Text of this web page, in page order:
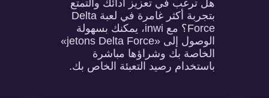
هل ترغب في تعزيز أدائك والتمتع
بتجربة أكثر غامرة في لعبة Delta
Force؟ مع inwi، يمكنك بسهولة
الوصول إلى «jetons Delta Force»
الخاصة بك وشراؤها مباشرة
باستخدام رصيد التعبئة الخاص بك.